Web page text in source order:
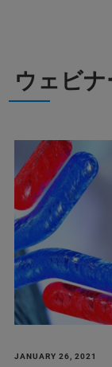
ウェビナ
JANUARY 26, 2021